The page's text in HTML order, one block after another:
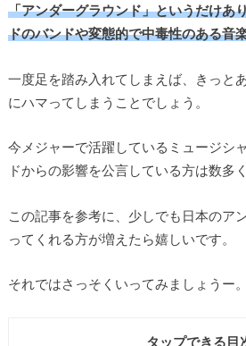
「アンダーグラウンド」というだけあ
ドのバンドや変態的で中毒性のある音
一度足を踏み入れてしまえば、きっと
にハマってしまうことでしょう。
今メジャーで活躍しているミュージシ
ドからの影響を公言している方は数多
この記事を参考に、少しでも日本のア
ってくれる方が増えたら嬉しいです。
それではさっそくいってみましょうー。
タップできる目